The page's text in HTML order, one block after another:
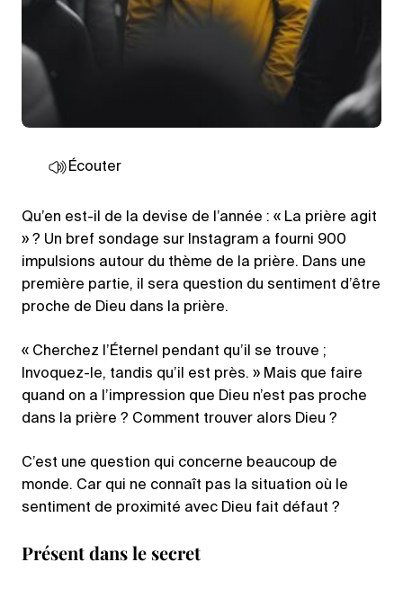
Écouter
Qu’en est-il de la devise de l’année : « La prière agit
» ? Un bref sondage sur Instagram a fourni 900
impulsions autour du thème de la prière. Dans une
première partie, il sera question du sentiment d’être
proche de Dieu dans la prière.
« Cherchez l’Éternel pendant qu’il se trouve ;
Invoquez-le, tandis qu’il est près. » Mais que faire
quand on a l’impression que Dieu n’est pas proche
dans la prière ? Comment trouver alors Dieu ?
C’est une question qui concerne beaucoup de
monde. Car qui ne connaît pas la situation où le
sentiment de proximité avec Dieu fait défaut ?
Présent dans le secret